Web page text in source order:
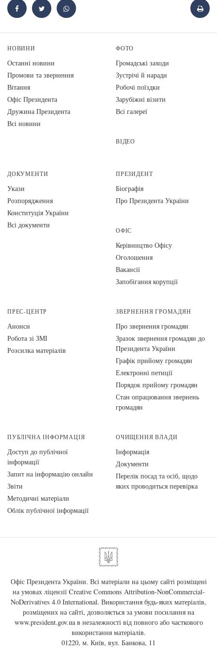
НОВИНИ
Останні новини
Промови та звернення
Вiтання
Офіс Президента
Дружина Президента
Всі новини
ФОТО
Громадські заходи
Зустрічі й наради
Робочі поїздки
Зарубіжні візити
Всі галереї
ВІДЕО
ДОКУМЕНТИ
Укази
Розпорядження
Конституція України
Всі документи
ПРЕЗИДЕНТ
Біографія
Про Президента України
ОФІС
Керівництво Офісу
Оголошення
Вакансії
Запобігання корупції
ПРЕС-ЦЕНТР
Анонси
Робота зі ЗМІ
Розсилка матеріалів
ЗВЕРНЕННЯ ГРОМАДЯН
Про звернення громадян
Зразок звернення громадян до
Президента України
Графік прийому громадян
Електронні петиції
Порядок прийому громадян
Стан опрацювання звернень
громадян
ПУБЛІЧНА ІНФОРМАЦІЯ
Доступ до публічної
інформації
Запит на інформацію онлайн
Звіти
Методичні матеріали
Облік публічної інформації
ОЧИЩЕННЯ ВЛАДИ
Інформація
Документи
Перелік посад та осіб, щодо
яких проводиться перевірка
Офіс Президента України. Всі матеріали на цьому сайті розміщені
на умовах ліцензії Creative Commons Attribution-NonCommercial-
NoDerivatives 4.0 International. Використання будь-яких матеріалів,
розміщених на сайті, дозволяється за умови посилання на
www.president.gov.uaв незалежності від повного або часткового
використання матеріалів.
01220, м. Київ, вул. Банкова, 11